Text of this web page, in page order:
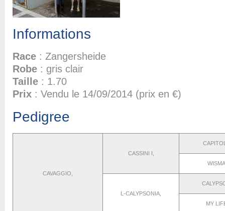
Informations
Race : Zangersheide
Robe : gris clair
Taille : 1.70
Prix : Vendu le 14/09/2014 (prix en €)
Pedigree
CAVAGGIO,
CASSINI I,
L-CALYPSONIA,
MY